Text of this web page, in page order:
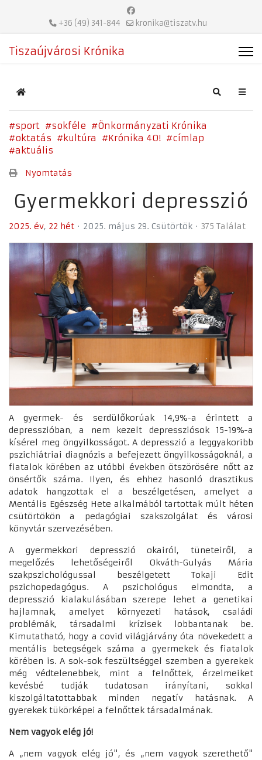
+36 (49) 341-844 kronika@tiszatv.hu
Tiszaújvárosi Krónika
Home Search
sport sokféle
Önkormányzati Krónika
oktatás
kultúra Krónika 40!
címlap
aktuális
Nyomtatás
Gyermekkori depresszió
2025. év 22 hét 2025. május 29. Csütörtök 375 Találat
A gyermek- és serdülőkorúak 14,9%-a érintett a
depresszióban, a nem kezelt depressziósok 15-19%-a
kísérel meg öngyilkosságot. A depresszió a leggyakoribb
pszichiátriai diagnózis a befejezett öngyilkosságoknál, a
fiatalok körében az utóbbi években ötszörösére nőtt az
önsértők száma. Ilyen, és ehhez hasonló drasztikus
adatok hangzottak el a beszélgetésen, amelyet a
Mentális Egészség Hete alkalmából tartottak múlt héten
csütörtökön a pedagógiai szakszolgálat és városi
könyvtár szervezésében.
A gyermekkori depresszió okairól, tüneteiről, a
megelőzés lehetőségeiről Okváth-Gulyás Mária
szakpszichológussal beszélgetett Tokaji Edit
pszichopedagógus. A pszichológus elmondta, a
depresszió kialakulásában szerepe lehet a genetikai
hajlamnak, amelyet környezeti hatások, családi
problémák, társadalmi krízisek lobbantanak be.
Kimutatható, hogy a covid világjárvány óta növekedett a
mentális betegségek száma a gyermekek és fiatalok
körében is. A sok-sok feszültséggel szemben a gyerekek
még védtelenebbek, mint a felnőttek, érzelmeiket
kevésbé tudják tudatosan irányítani, sokkal
kiszolgáltatottabbak minden negatív hatásnak. A
gyerekek tükörképei a felnőttek társadalmának.
Nem vagyok elég jó!
A „nem vagyok elég jó", és „nem vagyok szerethető"